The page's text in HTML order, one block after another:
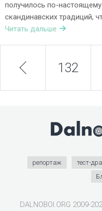
получилось по-
скандинавских традиций,
Читать дальше
prev 132
репортаж тест-
DALNOBOI.ORG 2009-